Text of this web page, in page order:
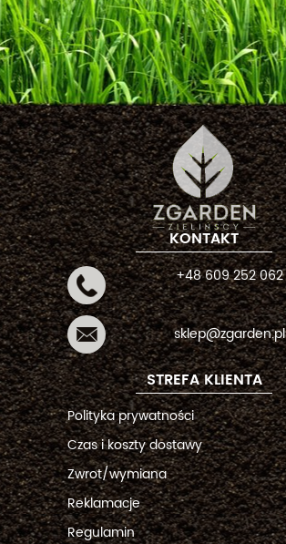
KONTAKT
+48 609 252 062
sklep@zgarden.pl
STREFA KLIENTA
Polityka prywatności
Czas i koszty dostawy
Zwrot/wymiana
Reklamacje
Regulamin